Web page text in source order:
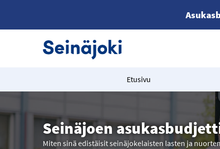
Etusivu
Seinäjoen
Miten sinä edistäisit seinäjokelaisten lasten ja